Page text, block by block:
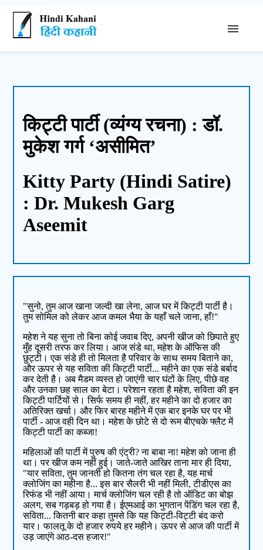
किट्टी पार्टी (व्यंग्य रचना) : डॉ.
मुकेश गर्ग ‘असीमित’
Kitty Party (Hindi Satire)
: Dr. Mukesh Garg
Aseemit
"सुनो, तुम आज खाना जल्दी खा लेना, आज घर में किट्टी पार्टी है।
तुम सोमिल को लेकर आज कमल भैया के यहाँ चले जाना, हाँ!"
महेश ने यह सुना तो बिना कोई जवाब दिए, अपनी खीज को छिपाते हुए
मुँह दूसरी तरफ कर लिया। आज संडे था, महेश के ऑफिस की
छुट्टी। एक संडे ही तो मिलता है परिवार के साथ समय बिताने का,
और ऊपर से यह सविता की किट्टी पार्टी... महीने का एक संडे बर्बाद
कर देती है। अब मैडम व्यस्त हो जाएंगी चार घंटों के लिए, पीछे वह
और उनका छह साल का बेटा। परेशान रहता है महेश, सविता की इन
किट्टी पार्टियों से। सिर्फ समय ही नहीं, हर महीने का दो हजार का
अतिरिक्त खर्चा। और फिर बारह महीने में एक बार इनके घर पर भी
पार्टी - आज वही दिन था। महेश के छोटे से दो रूम बीएचके फ्लैट में
किट्टी पार्टी का कब्जा!
महिलाओं की पार्टी में पुरुष की एंट्री? ना बाबा ना! महेश को जाना ही
था। पर खीज कम नहीं हुई। जाते-जाते आखिर ताना मार ही दिया,
"यार सविता, तुम जानती हो कितना तंग चल रहा है, यह मार्च
क्लोजिंग का महीना है... इस बार सैलरी भी नहीं मिली, टीडीएस का
रिफंड भी नहीं आया। मार्च क्लोजिंग चल रही है तो ऑडिट का बोझ
अलग, सब गड़बड़ हो गया है। ईएमआई का भुगतान पेंडिंग चल रहा है,
सविता... कितनी बार कहा तुमसे कि यह किट्टी-विट्टी बंद करो
यार। फालतू के दो हजार रुपये हर महीने। ऊपर से आज की पार्टी में
उड़ जाएंगे आठ-दस हजार!"